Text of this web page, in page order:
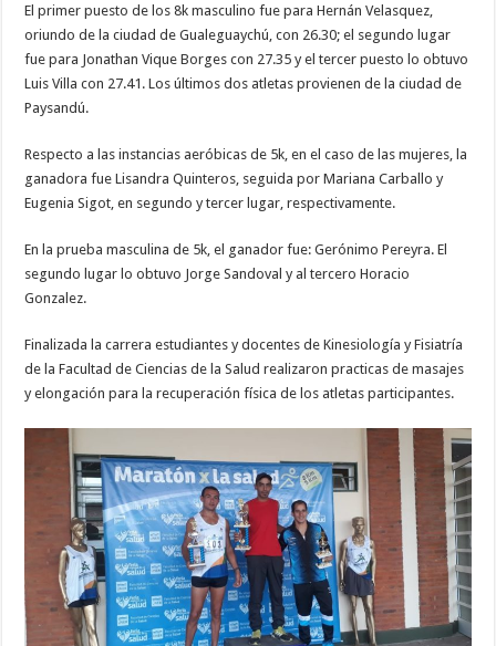
El primer puesto de los 8k masculino fue para Hernán Velasquez,
oriundo de la ciudad de Gualeguaychú, con 26.30; el segundo lugar
fue para Jonathan Vique Borges con 27.35 y el tercer puesto lo obtuvo
Luis Villa con 27.41. Los últimos dos atletas provienen de la ciudad de
Paysandú.
Respecto a las instancias aeróbicas de 5k, en el caso de las mujeres, la
ganadora fue Lisandra Quinteros, seguida por Mariana Carballo y
Eugenia Sigot, en segundo y tercer lugar, respectivamente.
En la prueba masculina de 5k, el ganador fue: Gerónimo Pereyra. El
segundo lugar lo obtuvo Jorge Sandoval y al tercero Horacio
Gonzalez.
Finalizada la carrera estudiantes y docentes de Kinesiología y Fisiatría
de la Facultad de Ciencias de la Salud realizaron practicas de masajes
y elongación para la recuperación física de los atletas participantes.